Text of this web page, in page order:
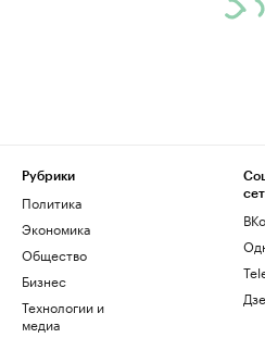
Рубрики
Политика
Экономика
Общество
Бизнес
Технологии и
медиа